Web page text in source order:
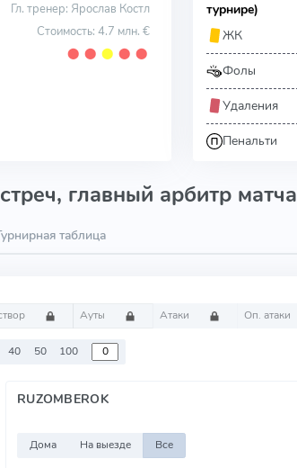
Гл. тренер: Ярослав Костл
Стоимость: 4.7 млн. €
⬤ ⬤ ⬤ ⬤ ⬤
турнире)
ЖК
Фолы
Удаления
Пенальти
главный арбитр матча
таблица
Ауты Атаки Оп. атаки
40 50 100
RUZOMBEROK
Дома На выезде Все